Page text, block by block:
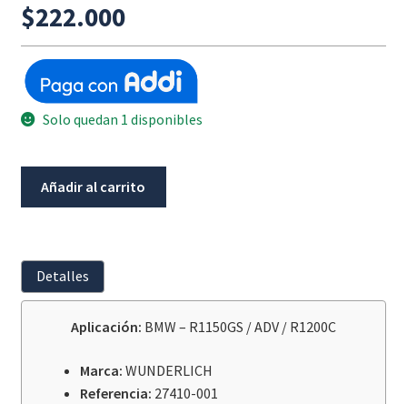
$222.000
Solo quedan 1 disponibles
De
Aceite
Añadir al carrito
Detalles
Aplicación: BMW – R1150GS / ADV / R1200C
Marca: WUNDERLICH
Referencia: 27410-001